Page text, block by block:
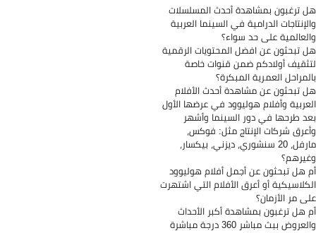
ترغبون بمشاهدة أحدث المسلسلات
الدرامية في السينما العربية
على حد سواء؟
تبحثون عن افضل المحتويات الرقمية
أولادكم ضمن قنوات خاصة
العمرية المبكرة؟
تبحثون عن مشاهدة أحدث الأفلام
وأفلام هوليوود في عرضها الأول
طرحها في دور السينما وأشهر
شركات الإنتاج مثل: فوكس،
مارفل، 20 سنشوري، ديزني، بيكسار،
هل تبحثون عن أجمل أفلام هوليوود
أو أعرق الأفلام التي اشتهرت
مر الأزمان؟
هل ترغبون بمشاهدة أكبر الأحداث
والعروض ببث مباشر 360 درجة مباشرة